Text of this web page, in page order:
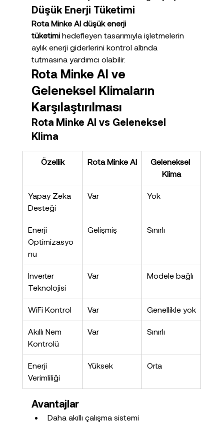
Düşük Enerji Tüketimi
Rota Minke AI düşük enerji
tüketimi hedefleyen tasarımıyla işletmelerin
aylık enerji giderlerini kontrol altında
tutmasına yardımcı olabilir.
Rota Minke AI ve
Geleneksel Klimaların
Karşılaştırılması
Rota Minke AI vs Geleneksel
Klima
Özellik Rota Minke AI
Geleneksel
Klima
Yapay Zeka
Desteği
Var Yok
Enerji
Optimizasyo
nu
Gelişmiş Sınırlı
İnverter
Teknolojisi
Var Modele bağlı
WiFi Kontrol Var Genellikle yok
Akıllı Nem
Kontrolü
Var Sınırlı
Enerji
Verimliliği
Yüksek Orta
Avantajlar
Daha akıllı çalışma sistemi